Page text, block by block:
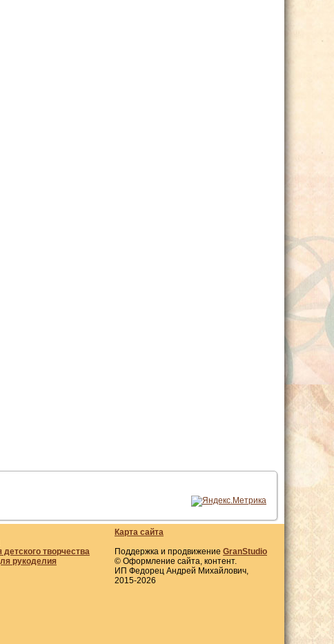
творчества
рукоделия
Карта сайта
Поддержка и продвижение GranStudio
© Оформление сайта, контент.
ИП Федорец Андрей Михайлович,
2015-2026